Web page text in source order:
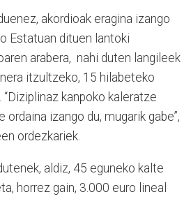
akordioak eragina izango
Estatuan dituen lantoki
arabera, nahi duten langileek
itzultzeko, 15 hilabeteko
kanpoko kaleratze
izango du, mugarik gabe”,
ordezkariek.
aldiz, 45 eguneko kalte
horrez gain, 3.000 euro lineal